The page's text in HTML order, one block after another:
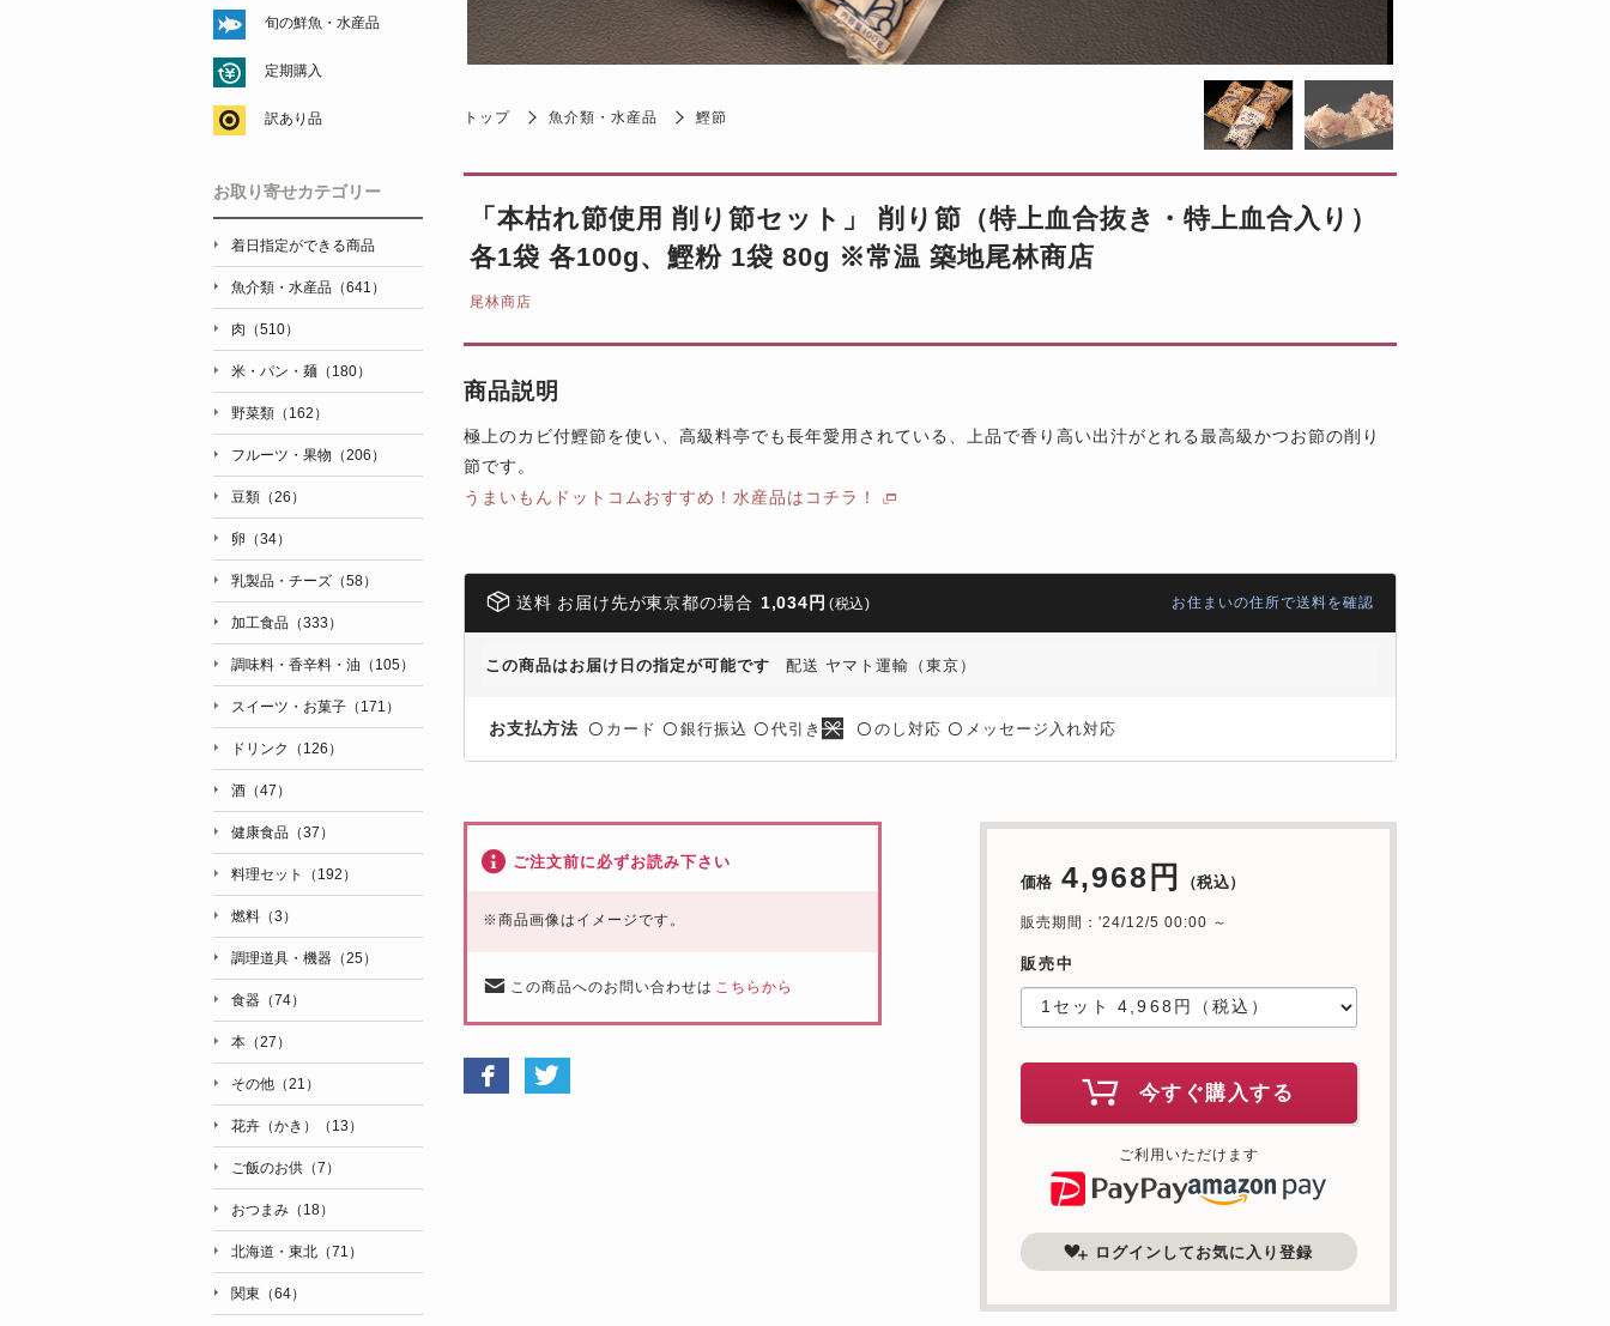
トップ 魚介類・水産品 鰹節
「本枯れ節使用 削り節セット」 削り節（特上血合抜き・特上血合入り）
各1袋 各100g、鰹粉 1袋 80g ※常温 築地尾林商店
尾林商店
商品説明
極上のカビ付鰹節を使い、高級料亭でも長年愛用されている、上品で香り高い出汁がとれる最高級かつお節の削り
節です。
うまいもんドットコムおすすめ！水産品はコチラ！
送料 お届け先が東京都の場合 1,034円 (税込) お住まいの住所で送料を確認
この商品はお届け日の指定が可能です 配送 ヤマト運輸（東京）
お支払方法 〇 カード 〇 銀行振込 〇 代引き 〇 のし対応 〇 メッセージ入れ対応
価格 4,968円 （税込）
販売期間：'24/12/5 00:00 ～
販売中
今すぐ購入する
ご利用いただけます
ログインしてお気に入り登録
ご注文前に必ずお読み下さい
※商品画像はイメージです。
この商品へのお問い合わせは こちらから
旬の鮮魚・水産品
定期購入
訳あり品
お取り寄せカテゴリー
着日指定ができる商品
魚介類・水産品（641）
肉（510）
米・パン・麺（180）
野菜類（162）
フルーツ・果物（206）
豆類（26）
卵（34）
乳製品・チーズ（58）
加工食品（333）
調味料・香辛料・油（105）
スイーツ・お菓子（171）
ドリンク（126）
酒（47）
健康食品（37）
料理セット（192）
燃料（3）
調理道具・機器（25）
食器（74）
本（27）
その他（21）
花卉（かき）（13）
ご飯のお供（7）
おつまみ（18）
北海道・東北（71）
関東（64）